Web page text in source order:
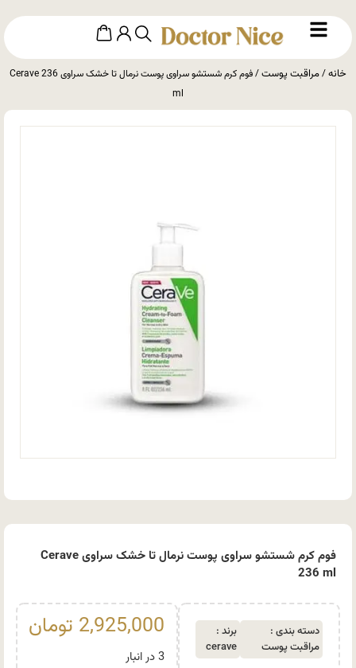
خانه/مراقبت پوست
/ فوم کرم شستشو سراوی پوست نرمال تا خشک سراوی Cerave 236
ml
فوم کرم شستشو سراوی پوست نرمال تا خشک سراوی Cerave
236 ml
دسته بندی :
مراقبت پوست
برند :
cerave
2,925,000 تومان
3 در انبار